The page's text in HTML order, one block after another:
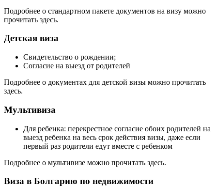
Подробнее о стандартном пакете документов на визу можно
прочитать здесь.
Детская виза
Cвидетельство о рождении;
Cогласие на выезд от родителей
Подробнее о документах для детской визы можно прочитать
здесь.
Мультивиза
Для ребенка: перекрестное согласие обоих родителей на
выезд ребенка на весь срок действия визы, даже если
первый раз родители едут вместе с ребенком
Подробнее о мультивизе можно прочитать здесь.
Виза в Болгарию по недвижимости